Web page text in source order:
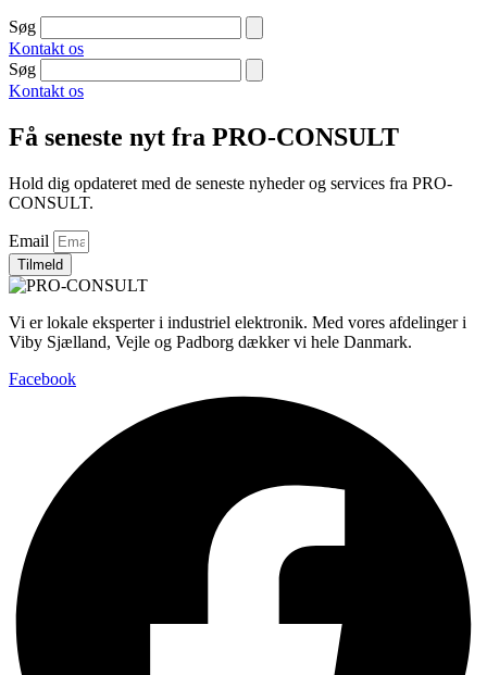
Søg
Kontakt os
Søg
Kontakt os
Få seneste nyt fra PRO-CONSULT
Hold dig opdateret med de seneste nyheder og services fra PRO-
CONSULT.
Email
Tilmeld
Vi er lokale eksperter i industriel elektronik. Med vores afdelinger i
Viby Sjælland, Vejle og Padborg dækker vi hele Danmark.
Facebook